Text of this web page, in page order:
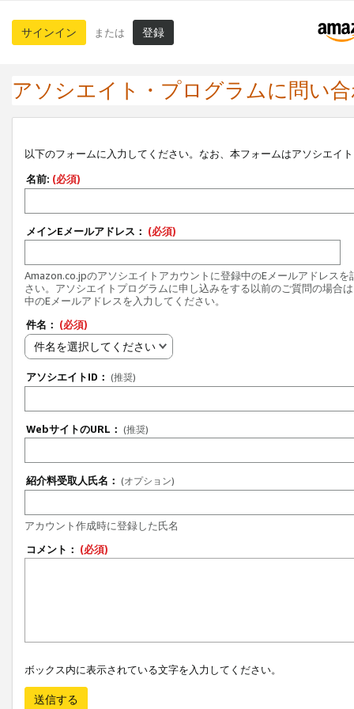
サインイン または 登録
アソシエイト・プログラムに問い
以下のフォームに入力してください。なお、本フォームはアソシエイ
名前: (必須)
メインEメールアドレス： (必須)
Amazon.co.jpのアソシエイトアカウントに登録中のEメールアドレスを
さい。アソシエイトプログラムに申し込みをする以前のご質問の場合
中のEメールアドレスを入力してください。
件名： (必須)
件名を選択してください
アソシエイトID： (推奨)
WebサイトのURL： (推奨)
紹介料受取人氏名： (オプション)
アカウント作成時に登録した氏名
コメント： (必須)
ボックス内に表示されている文字を入力してください。
送信する